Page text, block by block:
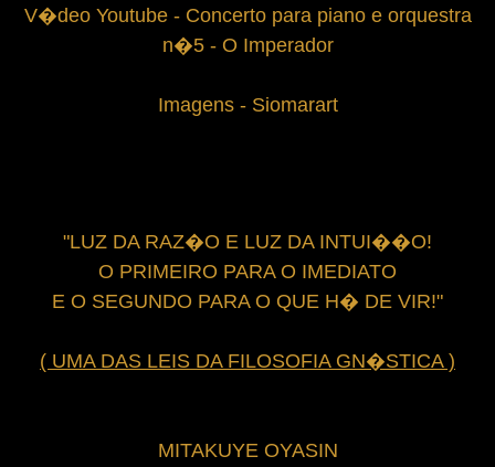
V�deo Youtube - Concerto para piano e orquestra
n�5 - O Imperador
Imagens - Siomarart
"LUZ DA RAZ�O E LUZ DA INTUI��O!
O PRIMEIRO PARA O IMEDIATO
E O SEGUNDO PARA O QUE H� DE VIR!"
( UMA DAS LEIS DA FILOSOFIA GN�STICA )
MITAKUYE OYASIN